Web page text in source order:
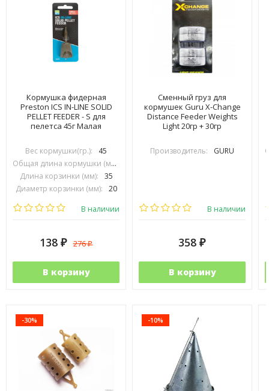
Кормушка фидерная
Preston ICS IN-LINE SOLID
PELLET FEEDER - S для
пелетса 45г Малая
Вес кормушки(гр.):
45
Общая длина кормушки (мм):
Длина корзинки (мм):
35
Диаметр корзинки (мм):
20
Производитель:
В наличии
138 ₽ 276₽
В корзину
Сменный груз для
кормушек Guru X-Change
Distance Feeder Weights
Light 20гр + 30гр
Производитель: GURU
В наличии
358 ₽
В корзину
-30% -10%